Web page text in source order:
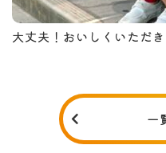
大丈夫！おいしくいただ
一